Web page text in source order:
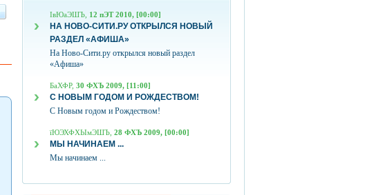
ІвЮаЭШЪ, 12 пЭТ 2010, [00:00]
НА НОВО-СИТИ.РУ ОТКРЫЛСЯ НОВЫЙ
РАЗДЕЛ «АФИША»
На Ново-Сити.ру открылся новый раздел
«Афиша»
БаХФР, 30 ФХЪ 2009, [11:00]
С НОВЫМ ГОДОМ И РОЖДЕСТВОМ!
С Новым годом и Рождеством!
їЮЭХФХЫмЭШЪ, 28 ФХЪ 2009, [00:00]
МЫ НАЧИНАЕМ ...
Мы начинаем ...